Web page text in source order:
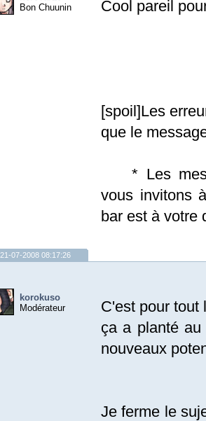
Bon Chuunin
Cool pareil
[spoil]Les
que le
* Les
vous invitons
bar est à votre
21-07-2008 08:17:26
korokuso
Modérateur
C'est pour
ça a planté
nouveaux
Je ferme le